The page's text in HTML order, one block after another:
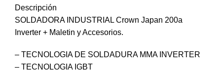
Descripción
SOLDADORA INDUSTRIAL Crown Japan 200a
Inverter + Maletin y Accesorios.
– TECNOLOGIA DE SOLDADURA MMA INVERTER
– TECNOLOGIA IGBT